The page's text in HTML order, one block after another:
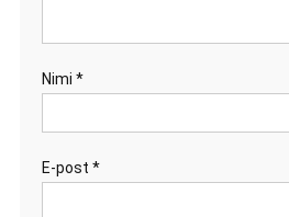
Nimi *
E-post *